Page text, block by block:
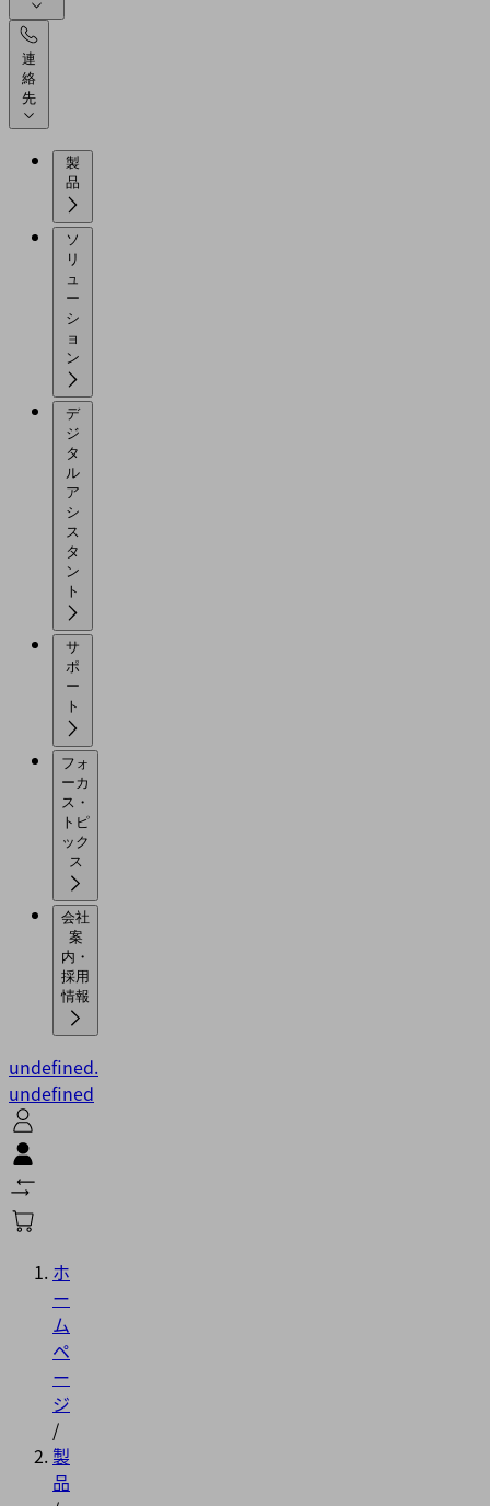
連
絡
先
製
ソ
リ
ュ
ー
シ
ョ
デ
ジ
タ
ル
ア
シ
ス
タ
ン
サ
ポ
ー
フォ
ーカ
ス・
トピ
ック
会社
案
内・
採用
情報
undefined.
undefined
ホ
ー
ム
ペ
ー
ジ
/
製
品